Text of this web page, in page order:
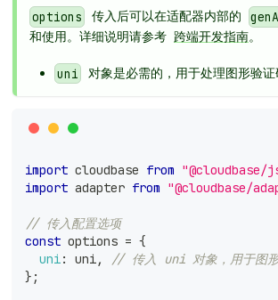
options 传入后可以在适配器内部的
和使用。详细说明请参考 跨端开发指南。
uni 对象是必需的，用于处理图形验证
import cloudbase from "@cloudbase/
import adapter from "@cloudbase/
// 传入配置选项
const options = {
uni: uni,
// 传入 uni 对象，用于图形
} ;